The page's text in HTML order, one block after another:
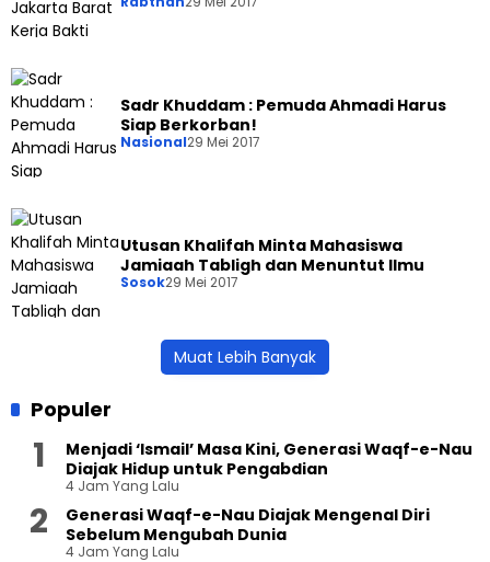
Sadr Khuddam : Pemuda Ahmadi Harus
Siap Berkorban!
Nasional29 Mei 2017
Utusan Khalifah Minta Mahasiswa
Jamiaah Tabligh dan Menuntut Ilmu
Sosok29 Mei 2017
Muat Lebih Banyak
Populer
Menjadi ‘Ismail’ Masa Kini, Generasi Waqf-e-Nau
Diajak Hidup untuk Pengabdian
4 Jam Yang Lalu
Generasi Waqf-e-Nau Diajak Mengenal Diri
Sebelum Mengubah Dunia
4 Jam Yang Lalu